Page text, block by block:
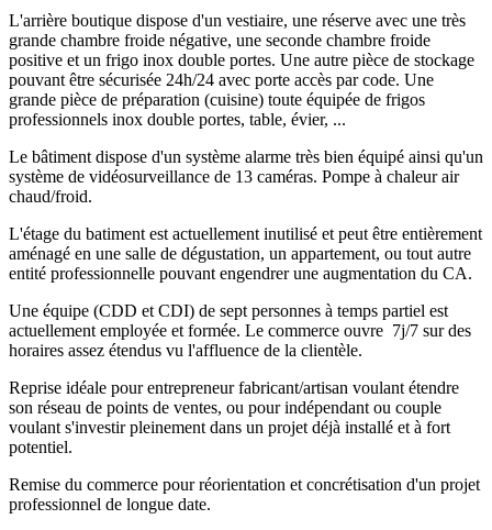
L'arrière boutique dispose d'un vestiaire, une réserve avec une très
grande chambre froide négative, une seconde chambre froide
positive et un frigo inox double portes. Une autre pièce de stockage
pouvant être sécurisée 24h/24 avec porte accès par code. Une
grande pièce de préparation (cuisine) toute équipée de frigos
professionnels inox double portes, table, évier, ...
Le bâtiment dispose d'un système alarme très bien équipé ainsi qu'un
système de vidéosurveillance de 13 caméras. Pompe à chaleur air
chaud/froid.
L'étage du batiment est actuellement inutilisé et peut être entièrement
aménagé en une salle de dégustation, un appartement, ou tout autre
entité professionnelle pouvant engendrer une augmentation du CA.
Une équipe (CDD et CDI) de sept personnes à temps partiel est
actuellement employée et formée. Le commerce ouvre 7j/7 sur des
horaires assez étendus vu l'affluence de la clientèle.
Reprise idéale pour entrepreneur fabricant/artisan voulant étendre
son réseau de points de ventes, ou pour indépendant ou couple
voulant s'investir pleinement dans un projet déjà installé et à fort
potentiel.
Remise du commerce pour réorientation et concrétisation d'un projet
professionnel de longue date.